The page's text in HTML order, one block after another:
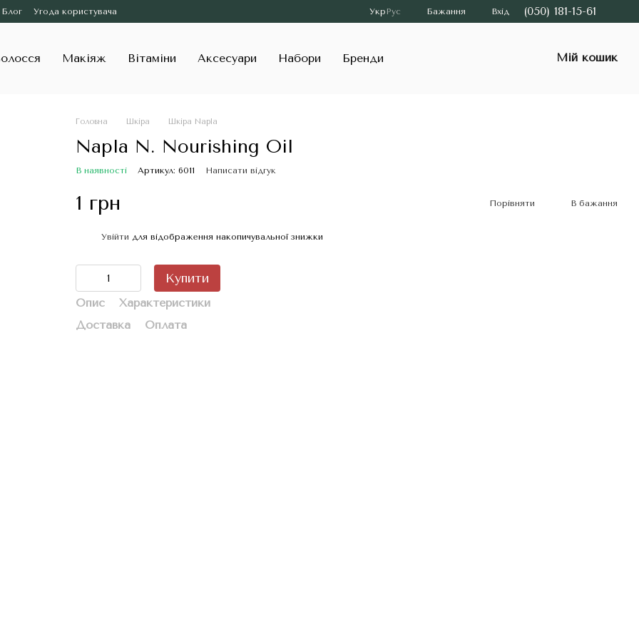
Блог Угода користувача Укр Рус Бажання Вхід (050) 181-15-61
Макіяж Вітаміни Аксесуари Набори Бренди Мій кошик
Головна Шкіра Шкіра Napla
Napla N. Nourishing Oil
В наявності Артикул: 6011 Написати відгук
1 грн Порівняти В бажання
Увійти для відображення накопичувальної знижки
Купити
Опис
Характеристики
Доставка
Оплата